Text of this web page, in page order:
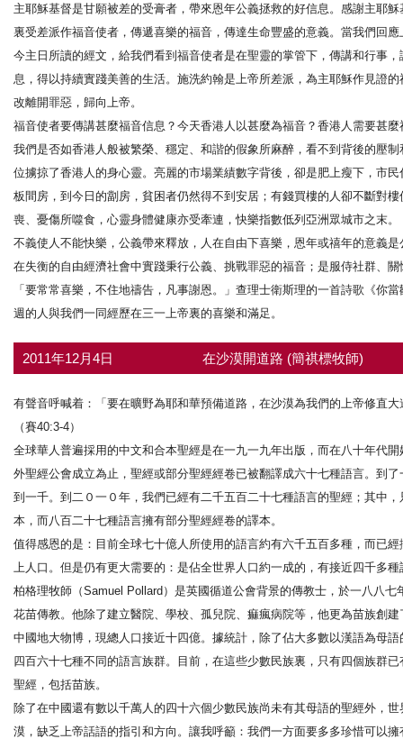
主耶穌基督是甘願被差的受膏者，帶來恩年公義拯救的好信息。感謝主耶
裏受差派作福音使者，傳遞喜樂的福音，傳達生命豐盛的意義。當我們回
今主日所讀的經文，給我們看到福音使者是在聖靈的掌管下，傳講和行事
息，得以持續實踐美善的生活。施洗約翰是上帝所差派，為主耶穌作見證
改離開罪惡，歸向上帝。
福音使者要傳講甚麼福音信息？今天香港人以甚麼為福音？香港人需要甚麼
我們是否如香港人般被繁榮、穩定、和諧的假象所麻醉，看不到背後的壓
位擄掠了香港人的身心靈。亮麗的市場業績數字背後，卻是肥上瘦下，市
板間房，到今日的劏房，貧困者仍然得不到安居；有錢買樓的人卻不斷對
喪、憂傷所噬食，心靈身體健康亦受牽連，快樂指數低列亞洲眾城市之末。
不義使人不能快樂，公義帶來釋放，人在自由下喜樂，恩年或禧年的意義
在失衡的自由經濟社會中實踐秉行公義、挑戰罪惡的福音；是服侍社群、
「要常常喜樂，不住地禱告，凡事謝恩。」查理士衛斯理的一首詩歌《你
週的人與我們一同經歷在三一上帝裏的喜樂和滿足。
2011年12月4日 在沙漠開道路 (簡祺標牧師)
有聲音呼喊着：「要在曠野為耶和華預備道路，在沙漠為我們的上帝修直
（賽40:3-4）
全球華人普遍採用的中文和合本聖經是在一九一九年出版，而在八十年代
外聖經公會成立為止，聖經或部分聖經經卷已被翻譯成六十七種語言。到
到一千。到二０一０年，我們已經有二千五百二十七種語言的聖經；其中
本，而八百二十七種語言擁有部分聖經經卷的譯本。
值得感恩的是：目前全球七十億人所使用的語言約有六千五百多種，而已
上人口。但是仍有更大需要的：是佔全世界人口約一成的，有接近四千多
柏格理牧師（Samuel Pollard）是英國循道公會背景的傳教士，於一八八
花苗傳教。他除了建立醫院、學校、孤兒院、痲瘋病院等，他更為苗族創
中國地大物博，現總人口接近十四億。據統計，除了佔大多數以漢語為母
四百六十七種不同的語言族群。目前，在這些少數民族裏，只有四個族群
聖經，包括苗族。
除了在中國還有數以千萬人的四十六個少數民族尚未有其母語的聖經外，
漠，缺乏上帝話語的指引和方向。讓我呼籲：我們一方面要多多珍惜可以